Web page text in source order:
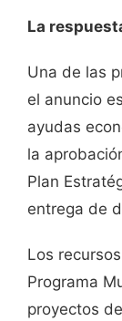
La
Una de las
el anuncio
ayudas
la
Plan
entrega de
Los
Programa
proyectos